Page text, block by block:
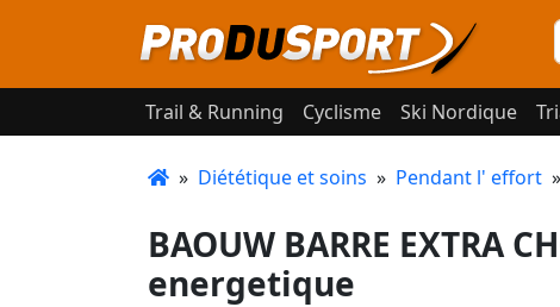
Trail & Running Cyclisme Ski Nordique
» Diététique et soins » Pendant l' effort »
BAOUW BARRE EXTRA
energetique